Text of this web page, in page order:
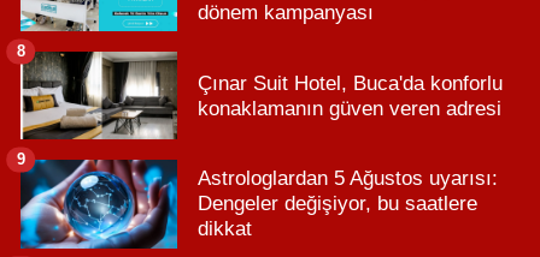
dönem kampanyası
Çınar Suit Hotel, Buca'da konforlu
konaklamanın güven veren adresi
8
Astrologlardan 5 Ağustos uyarısı:
Dengeler değişiyor, bu saatlere
dikkat
9